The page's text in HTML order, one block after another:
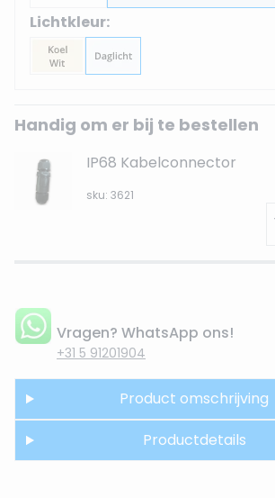
Lichtkleur:
Handig om er bij te bestellen
IP68 Kabelconnector
sku: 3621
Vragen? WhatsApp ons!
+31 5 91201904
Product omschrijving
Productdetails